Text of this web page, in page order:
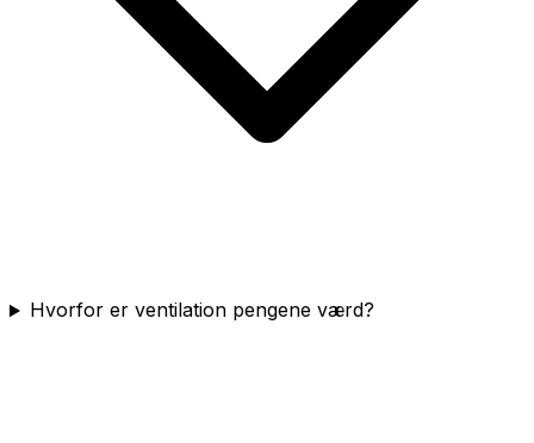
Hvorfor er ventilation pengene værd?